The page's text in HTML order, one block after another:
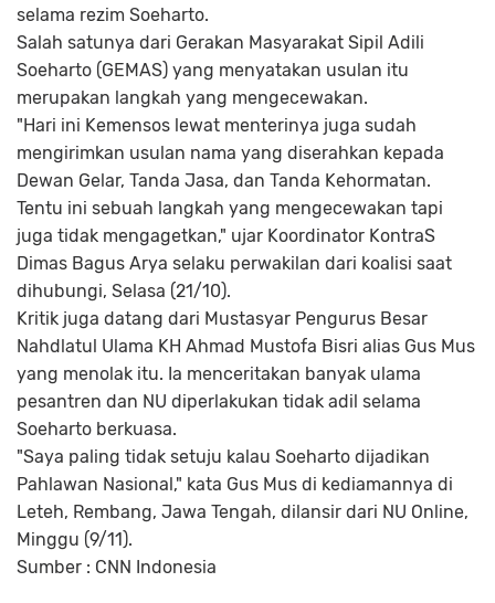
selama rezim Soeharto.
Salah satunya dari Gerakan Masyarakat Sipil Adili
Soeharto (GEMAS) yang menyatakan usulan itu
merupakan langkah yang mengecewakan.
"Hari ini Kemensos lewat menterinya juga sudah
mengirimkan usulan nama yang diserahkan kepada
Dewan Gelar, Tanda Jasa, dan Tanda Kehormatan.
Tentu ini sebuah langkah yang mengecewakan tapi
juga tidak mengagetkan," ujar Koordinator KontraS
Dimas Bagus Arya selaku perwakilan dari koalisi saat
dihubungi, Selasa (21/10).
Kritik juga datang dari Mustasyar Pengurus Besar
Nahdlatul Ulama KH Ahmad Mustofa Bisri alias Gus Mus
yang menolak itu. Ia menceritakan banyak ulama
pesantren dan NU diperlakukan tidak adil selama
Soeharto berkuasa.
"Saya paling tidak setuju kalau Soeharto dijadikan
Pahlawan Nasional," kata Gus Mus di kediamannya di
Leteh, Rembang, Jawa Tengah, dilansir dari NU Online,
Minggu (9/11).
Sumber : CNN Indonesia